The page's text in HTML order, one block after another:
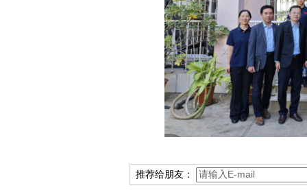
推荐给朋友：